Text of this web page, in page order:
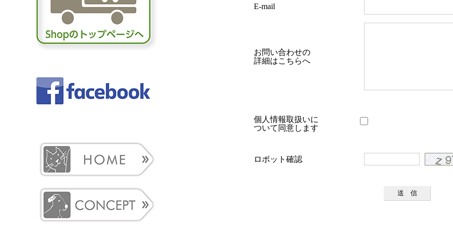
E-mail
お問い合わせの
詳細はこちらへ
個人情報取扱いに
ついて同意します
ロボット確認